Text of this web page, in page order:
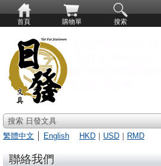
首頁 購物單 搜索
搜索 日發文具
繁體中文
English HKD ｜ USD ｜ RMD
聯絡我們